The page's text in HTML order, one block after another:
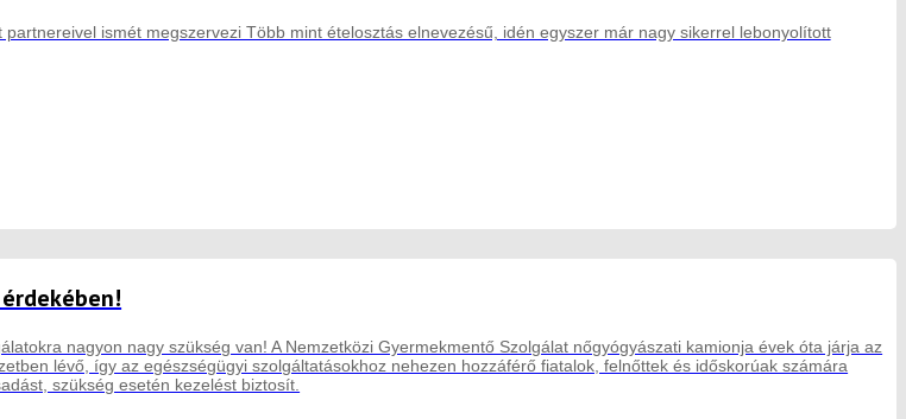
partnereivel ismét megszervezi Több mint ételosztás elnevezésű, idén egyszer már nagy sikerrel lebonyolított
nagyon nagy szükség van! A Nemzetközi Gyermekmentő Szolgálat nőgyógyászati kamionja évek óta járja az
lévő, így az egészségügyi szolgáltatásokhoz nehezen hozzáférő fiatalok, felnőttek és időskorúak számára
szükség esetén kezelést biztosít.